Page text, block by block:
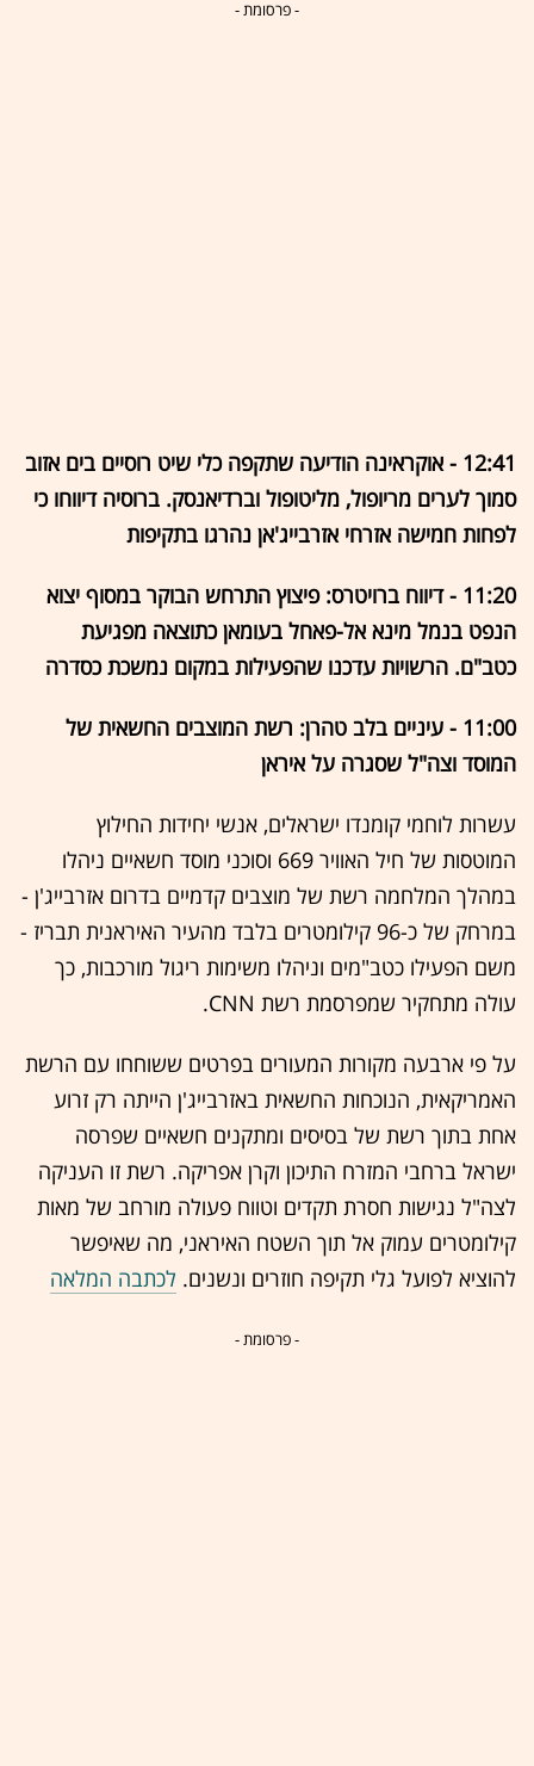
- פרסומת -
12:41 - אוקראינה הודיעה שתקפה כלי שיט רוסיים בים אזוב
סמוך לערים מריופול, מליטופול וברדיאנסק. ברוסיה דיווחו כי
לפחות חמישה אזרחי אזרבייג'אן נהרגו בתקיפות
11:20 - דיווח ברויטרס: פיצוץ התרחש הבוקר במסוף יצוא
הנפט בנמל מינא אל-פאחל בעומאן כתוצאה מפגיעת
כטב"ם. הרשויות עדכנו שהפעילות במקום נמשכת כסדרה
11:00 - עיניים בלב טהרן: רשת המוצבים החשאית של
המוסד וצה"ל שסגרה על איראן
עשרות לוחמי קומנדו ישראלים, אנשי יחידות החילוץ
המוטסות של חיל האוויר 669 וסוכני מוסד חשאיים ניהלו
במהלך המלחמה רשת של מוצבים קדמיים בדרום אזרבייג'ן -
במרחק של כ-96 קילומטרים בלבד מהעיר האיראנית תבריז -
משם הפעילו כטב"מים וניהלו משימות ריגול מורכבות, כך
עולה מתחקיר שמפרסמת רשת CNN.
על פי ארבעה מקורות המעורים בפרטים ששוחחו עם הרשת
האמריקאית, הנוכחות החשאית באזרבייג'ן הייתה רק זרוע
אחת בתוך רשת של בסיסים ומתקנים חשאיים שפרסה
ישראל ברחבי המזרח התיכון וקרן אפריקה. רשת זו העניקה
לצה"ל נגישות חסרת תקדים וטווח פעולה מורחב של מאות
קילומטרים עמוק אל תוך השטח האיראני, מה שאיפשר
להוציא לפועל גלי תקיפה חוזרים ונשנים. לכתבה המלאה
- פרסומת -